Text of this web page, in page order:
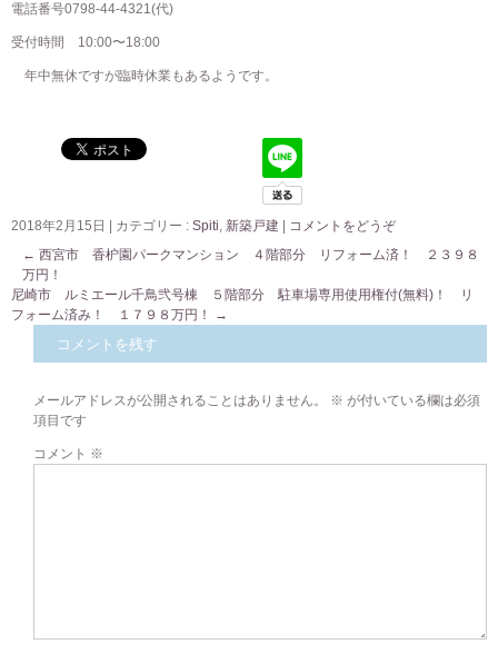
電話番号0798-44-4321(代)
受付時間 10:00〜18:00
年中無休ですが臨時休業もあるようです。
2018年2月15日 カテゴリー : Spiti, 新築戸建
コメントをどうぞ
← 西宮市 香枦園パークマンション ４階部分 リフォーム済！ ２３９８
万円！
尼崎市 ルミエール千鳥弐号棟 ５階部分 駐車場専用使用権付(無料)！ リ
フォーム済み！ １７９８万円！
→
コメントを残す
メールアドレスが公開されることはありません。 ※ が付いている欄は必須
項目です
コメント ※